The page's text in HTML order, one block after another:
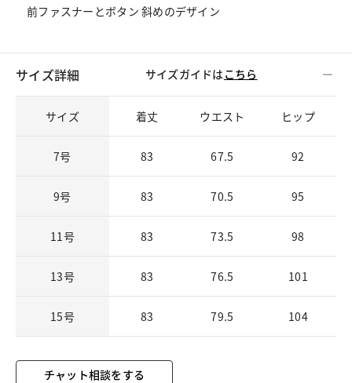
前ファスナーとボタン 斜めのデザイン
サイズ詳細 サイズガイドはこちら
サイズ 着丈 ウエスト ヒップ
7号 83 67.5 92
9号 83 70.5 95
11号 83 73.5 98
13号 83 76.5 101
15号 83 79.5 104
チャット相談をする